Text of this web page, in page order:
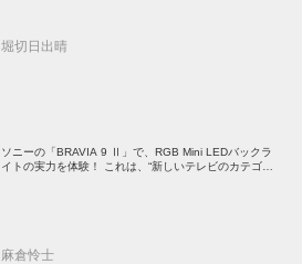
堀切日出晴
ソニーの「BRAVIA 9 Ⅱ」で、RGB Mini LEDバックラ
イトの実力を体験！ これは、“新しいテレビのカテゴリ
麻倉怜士